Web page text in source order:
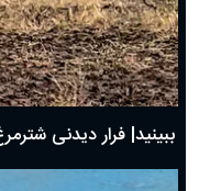
ببینید| فرار دیدنی